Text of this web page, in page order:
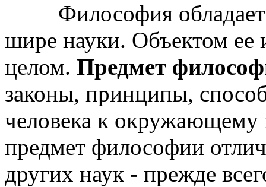
Философия обладает
шире науки. Объектом ее
целом. Предмет
законы, принципы,
человека к
предмет философии
других наук - прежде